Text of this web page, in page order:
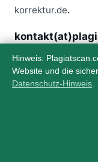
korrektur.de.
Über
Hinweis:
Website und die
Datenschutz-Hinweis